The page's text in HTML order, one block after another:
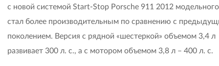
с новой системой Start-Stop Porsche 911 2012
стал более производительным по сравнению с
поколением. Версия с рядной «шестеркой» объемом 3,4 л
развивает 300 л. с., а с мотором объемом 3,8 л – 400 л. с.